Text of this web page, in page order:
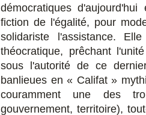
démocratiques
fiction de l'égalité, pour
solidariste l'assistance.
théocratique, prêchant
sous l'autorité de ce
banlieues en « Califat »
couramment une des
gouvernement, territoire),